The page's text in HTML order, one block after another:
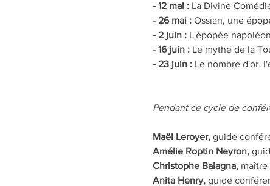
- 12 mai : La Divine
- 26 mai : Ossian, une
- 2 juin : L'épopée
- 16 juin : Le mythe de la
- 23 juin : Le nombre d'or,
Pendant ce cycle de
Maël Leroyer, guide
Amélie Roptin Neyron,
Christophe Balagna, maître
Anita Henry, guide